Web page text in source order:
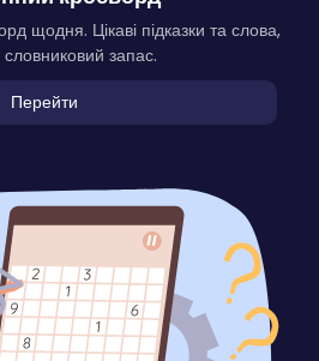
щодня. Цікаві підказки та слова,
запас.
Перейти